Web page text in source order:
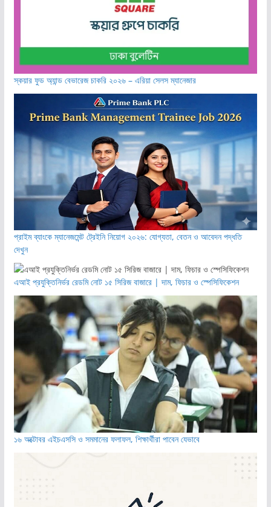
স্কয়ার ফুড অ্যান্ড বেভারেজ চাকরি ২০২৬ – এরিয়া সেলস ম্যানেজার
প্রাইম ব্যাংকে ম্যানেজমেন্ট ট্রেইনি নিয়োগ ২০২৬: যোগ্যতা, বেতন ও আবেদন পদ্ধতি
দেখুন
এআই প্রযুক্তিনির্ভর রেডমি নোট ১৫ সিরিজ বাজারে | দাম, ফিচার ও স্পেসিফিকেশন
১৬ অক্টোবর এইচএসসি ও সমমানের ফলাফল, শিক্ষার্থীরা পাবেন যেভাবে